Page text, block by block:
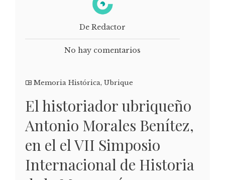
De Redactor
No hay comentarios
Memoria Histórica, Ubrique
El historiador ubriqueño
Antonio Morales Benítez,
en el el VII Simposio
Internacional de Historia